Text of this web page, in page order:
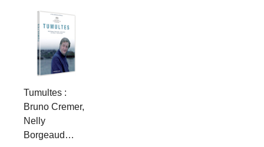
Tumultes :
Bruno Cremer,
Nelly
Borgeaud…